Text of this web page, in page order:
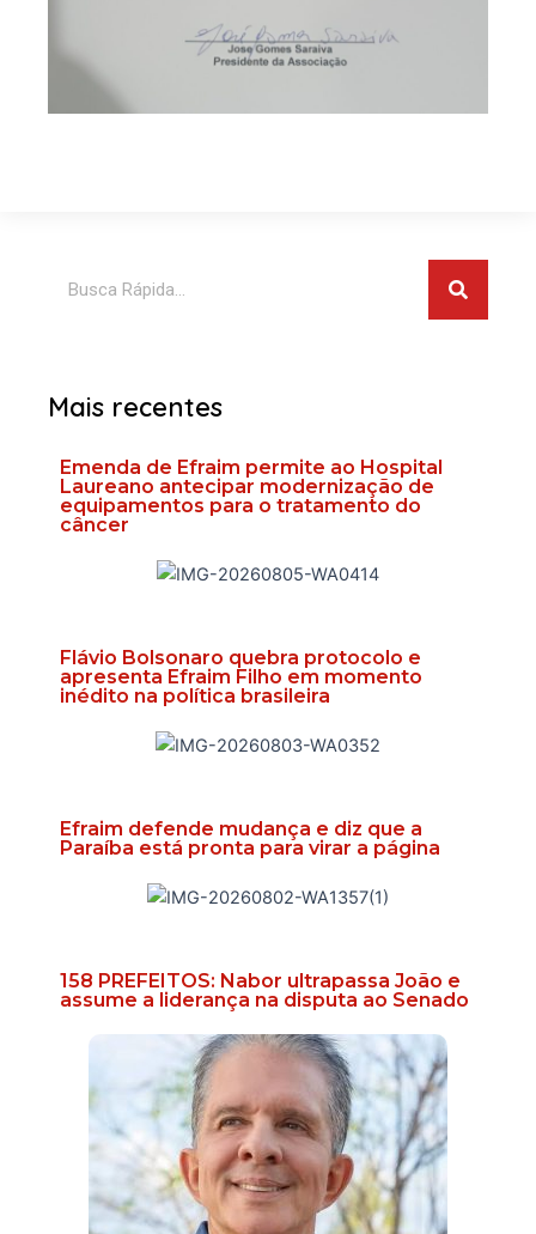
Mais recentes
Emenda de Efraim permite ao Hospital
Laureano antecipar modernização de
equipamentos para o tratamento do
câncer
Flávio Bolsonaro quebra protocolo e
apresenta Efraim Filho em momento
inédito na política brasileira
Efraim defende mudança e diz que a
Paraíba está pronta para virar a página
158 PREFEITOS: Nabor ultrapassa João e
assume a liderança na disputa ao Senado